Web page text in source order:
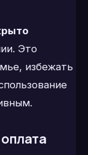
Это
избежать